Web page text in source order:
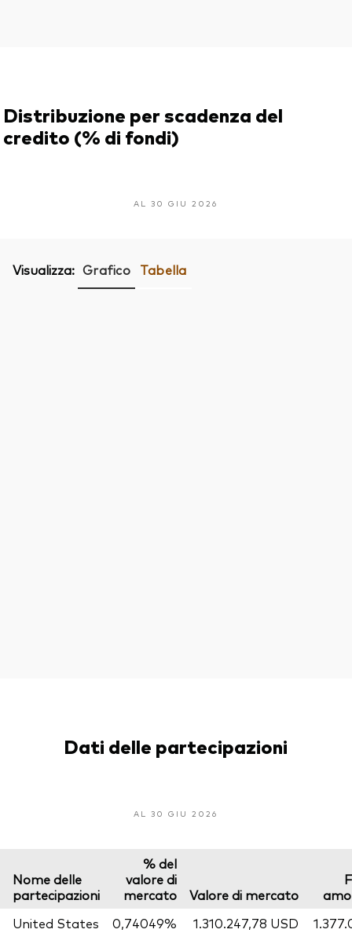
Distribuzione per scadenza del
credito (% di fondi)
AL 30 GIU 2026
Visualizza: Grafico Tabella
Dati delle partecipazioni
AL 30 GIU 2026
Nome delle
partecipazioni
% del
valore di
mercato
Valore di mercato
United States
0,74049% 1.310.247,78 USD